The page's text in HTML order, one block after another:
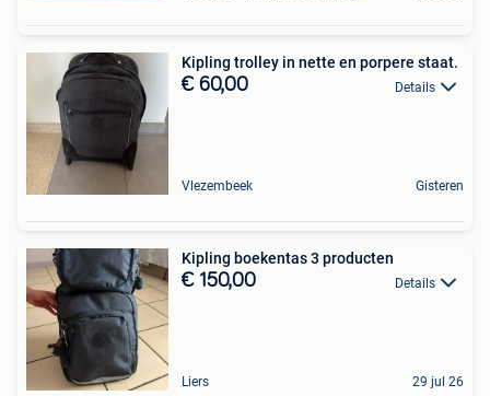
Kipling trolley in nette en porpere staat.
€ 60,00 Details
Vlezembeek Gisteren
Kipling boekentas 3 producten
€ 150,00 Details
Liers 29 jul 26